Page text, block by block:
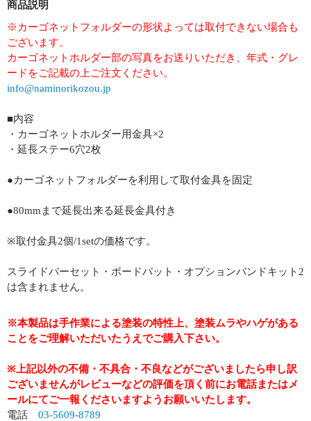
商品説明
※カーゴネットフォルダーの形状よっては取付できない場合も
ございます。
カーゴネットホルダー部の写真をお送りいただき、年式・グレ
ードをご記載の上ご注文ください。
info@naminorikozou.jp
■内容
・カーゴネットホルダー用金具×2
・延長ステー6穴2枚
●カーゴネットフォルダーを利用して取付金具を固定
●80mmまで延長出来る延長金具付き
※取付金具2個/1setの価格です。
スライドバーセット・ボードパット・オプションバンドキット2
は含まれません。
※本製品は手作業による塗装の特性上、塗装ムラやハゲがある
ことをご理解いただいたうえでご購入下さい。
※上記以外の不備・不具合・不良などがございましたら申し訳
ございませんがレビューなどの評価を頂く前にお電話またはメ
ールにてご一報くださいますようお願いいたします。
電話 03-5609-8789